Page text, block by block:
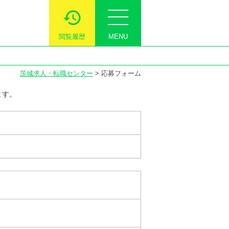
MENU
閲覧履歴
茨城求人・転職センター > 応募フォーム
。